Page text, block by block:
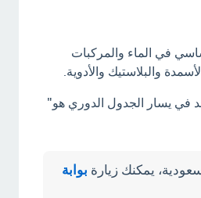
في الماء والمركبات
والبلاستيك والأدوية.
في يسار الجدول الدوري هو"
يمكنك زيارة بوابة